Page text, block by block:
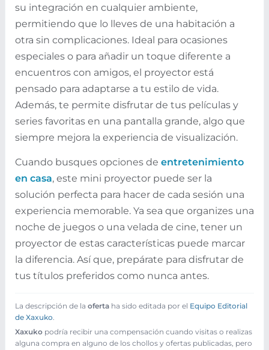
su integración en cualquier ambiente,
permitiendo que lo lleves de una habitación a
otra sin complicaciones. Ideal para ocasiones
especiales o para añadir un toque diferente a
encuentros con amigos, el proyector está
pensado para adaptarse a tu estilo de vida.
Además, te permite disfrutar de tus películas y
series favoritas en una pantalla grande, algo que
siempre mejora la experiencia de visualización.
Cuando busques opciones de entretenimiento
en casa, este mini proyector puede ser la
solución perfecta para hacer de cada sesión una
experiencia memorable. Ya sea que organizes una
noche de juegos o una velada de cine, tener un
proyector de estas características puede marcar
la diferencia. Así que, prepárate para disfrutar de
tus títulos preferidos como nunca antes.
La descripción de la oferta ha sido editada por el Equipo Editorial
de Xaxuko
Xaxuko podría recibir una compensación cuando visitas o realizas
alguna compra en alguno de los chollos y ofertas publicadas, pero